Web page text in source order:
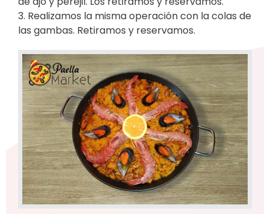
3. Realizamos la misma operación con la colas de
las gambas. Retiramos y reservamos.